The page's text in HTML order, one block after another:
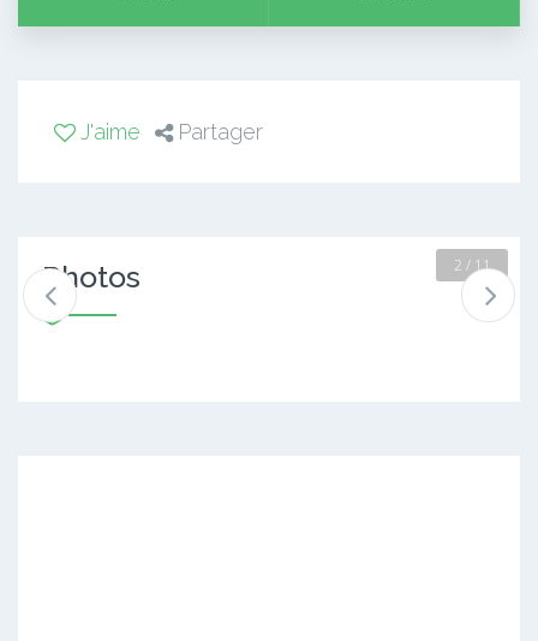
J'aime Partager
Photos 2 / 11